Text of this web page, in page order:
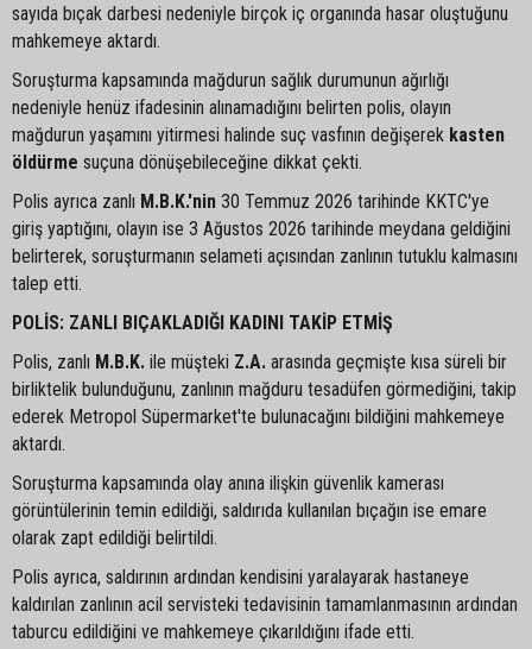
sayıda bıçak darbesi nedeniyle birçok iç organında hasar oluştuğunu
mahkemeye aktardı.
Soruşturma kapsamında mağdurun sağlık durumunun ağırlığı
nedeniyle henüz ifadesinin alınamadığını belirten polis, olayın
mağdurun yaşamını yitirmesi halinde suç vasfının değişerek kasten
öldürme suçuna dönüşebileceğine dikkat çekti.
Polis ayrıca zanlı M.B.K.'nin 30 Temmuz 2026 tarihinde KKTC'ye
giriş yaptığını, olayın ise 3 Ağustos 2026 tarihinde meydana geldiğini
belirterek, soruşturmanın selameti açısından zanlının tutuklu kalmasını
talep etti.
POLİS: ZANLI BIÇAKLADIĞI KADINI TAKİP ETMİŞ
Polis, zanlı M.B.K. ile müşteki Z.A. arasında geçmişte kısa süreli bir
birliktelik bulunduğunu, zanlının mağduru tesadüfen görmediğini, takip
ederek Metropol Süpermarket'te bulunacağını bildiğini mahkemeye
aktardı.
Soruşturma kapsamında olay anına ilişkin güvenlik kamerası
görüntülerinin temin edildiği, saldırıda kullanılan bıçağın ise emare
olarak zapt edildiği belirtildi.
Polis ayrıca, saldırının ardından kendisini yaralayarak hastaneye
kaldırılan zanlının acil servisteki tedavisinin tamamlanmasının ardından
taburcu edildiğini ve mahkemeye çıkarıldığını ifade etti.